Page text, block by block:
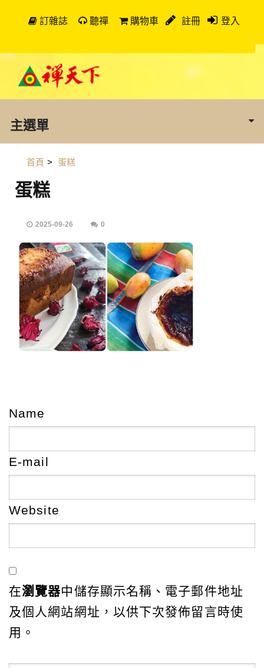
訂雜誌 聽禪 購物車 註冊 登入
主選單
首頁 > 蛋糕
蛋糕
2025-09-26 0
Name
E-mail
Website
在瀏覽器中儲存顯示名稱、電子郵件地址
及個人網站網址，以供下次發佈留言時使
用。